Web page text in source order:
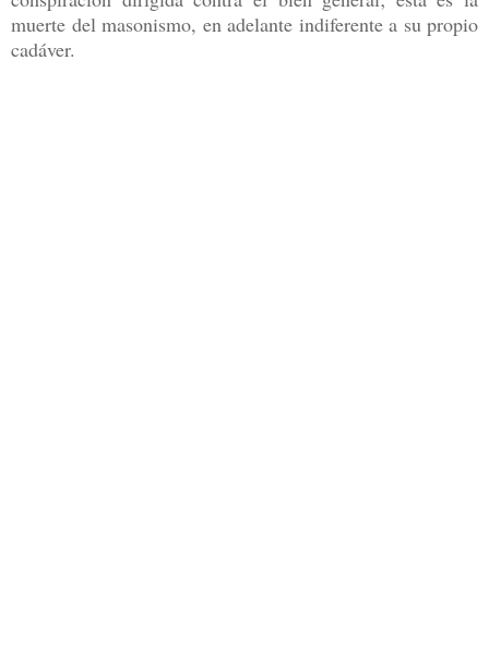
muerte del masonismo, en adelante indiferente a su propio
cadáver.